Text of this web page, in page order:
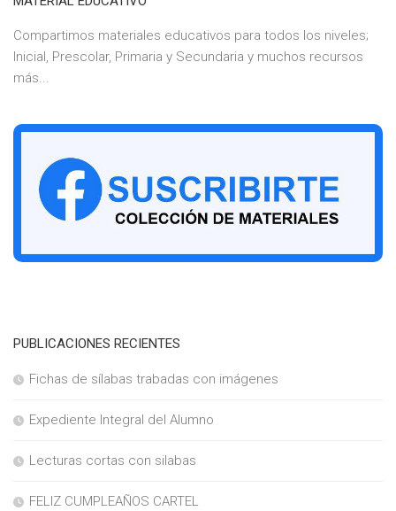
Compartimos materiales educativos para todos los niveles;
Inicial, Prescolar, Primaria y Secundaria y muchos recursos
más...
PUBLICACIONES RECIENTES
Fichas de sílabas trabadas con imágenes
Expediente Integral del Alumno
Lecturas cortas con silabas
FELIZ CUMPLEAÑOS CARTEL